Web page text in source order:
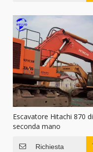
Escavatore Hitachi 870 di
seconda mano
Richiesta